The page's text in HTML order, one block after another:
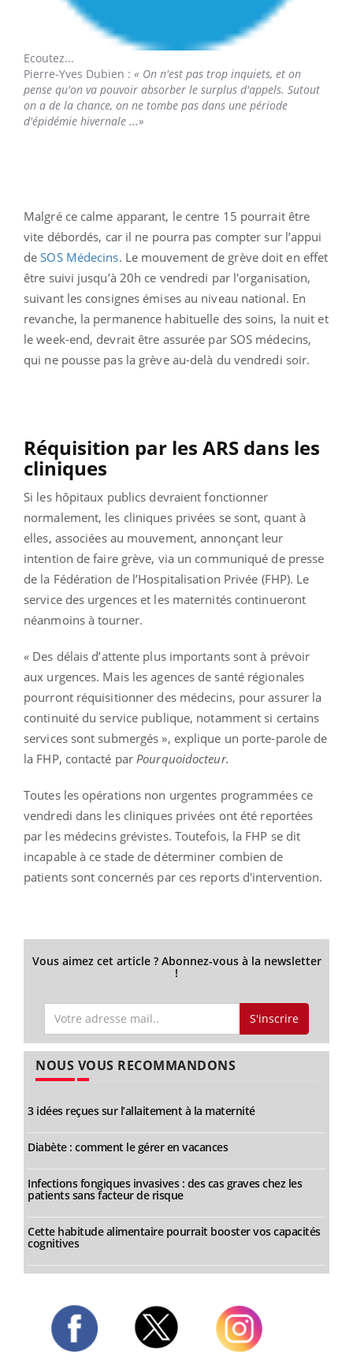
Ecoutez...
Pierre-Yves Dubien : « On n'est pas trop inquiets, et on
pense qu'on va pouvoir absorber le surplus d'appels. Sutout
on a de la chance, on ne tombe pas dans une période
d'épidémie hivernale ...»
Malgré ce calme apparant, le centre 15 pourrait être
vite débordés, car il ne pourra pas compter sur l’appui
deSOS Médecins. Le mouvement de grève doit en effet
être suivi jusqu’à 20h ce vendredi par l'organisation,
suivant les consignes émises au niveau national. En
revanche, la permanence habituelle des soins, la nuit et
le week-end, devrait être assurée par SOS médecins,
qui ne pousse pas la grève au-delà du vendredi soir.
Réquisition par les ARS dans les
cliniques
Si les hôpitaux publics devraient fonctionner
normalement, les cliniques privées se sont, quant à
elles, associées au mouvement, annonçant leur
intention de faire grève, via un communiqué de presse
de la Fédération de l’Hospitalisation Privée (FHP). Le
service des urgences et les maternités continueront
néanmoins à tourner.
« Des délais d’attente plus importants sont à prévoir
aux urgences. Mais les agences de santé régionales
pourront réquisitionner des médecins, pour assurer la
continuité du service publique, notamment si certains
services sont submergés », explique un porte-parole de
la FHP, contacté parPourquoidocteur.
Toutes les opérations non urgentes programmées ce
vendredi dans les cliniques privées ont été reportées
par les médecins grévistes. Toutefois, la FHP se dit
incapable à ce stade de déterminer combien de
patients sont concernés par ces reports d'intervention.
Vous aimez cet article ? Abonnez-vous à la newsletter
!
S'inscrire
NOUS VOUS RECOMMANDONS
3 idées reçues sur l’allaitement à la maternité
Diabète : comment le gérer en vacances
Infections fongiques invasives : des cas graves chez les
patients sans facteur de risque
Cette habitude alimentaire pourrait booster vos capacités
cognitives